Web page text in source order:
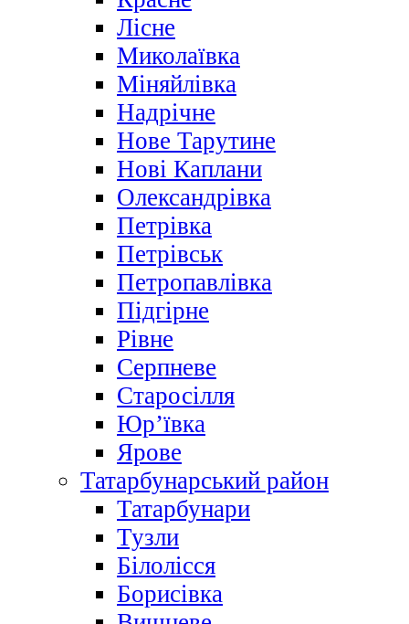
Лісне
Миколаївка
Міняйлівка
Надрічне
Нове Тарутине
Нові Каплани
Олександрівка
Петрівка
Петрівськ
Петропавлівка
Підгірне
Рівне
Серпневе
Старосілля
Юр’ївка
Ярове
Татарбунарський район
Татарбунари
Тузли
Білолісся
Борисівка